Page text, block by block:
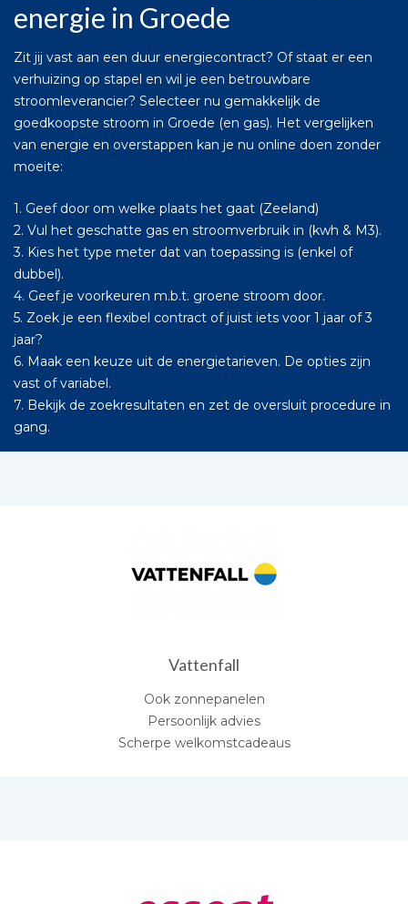
energie in Groede
Zit jij vast aan een duur energiecontract? Of staat er een
verhuizing op stapel en wil je een betrouwbare
stroomleverancier? Selecteer nu gemakkelijk de
goedkoopste stroom in Groede (en gas). Het vergelijken
van energie en overstappen kan je nu online doen zonder
moeite:
1. Geef door om welke plaats het gaat (Zeeland)
2. Vul het geschatte gas en stroomverbruik in (kwh & M3).
3. Kies het type meter dat van toepassing is (enkel of
dubbel).
4. Geef je voorkeuren m.b.t. groene stroom door.
5. Zoek je een flexibel contract of juist iets voor 1 jaar of 3
jaar?
6. Maak een keuze uit de energietarieven. De opties zijn
vast of variabel.
7. Bekijk de zoekresultaten en zet de oversluit procedure in
gang.
Vattenfall
Ook zonnepanelen
Persoonlijk advies
Scherpe welkomstcadeaus